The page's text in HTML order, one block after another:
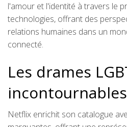
l'amour et l'identité à travers le
technologies, offrant des
relations humaines dans un
connecté.
Les drames
Netflix enrichit son catalogue